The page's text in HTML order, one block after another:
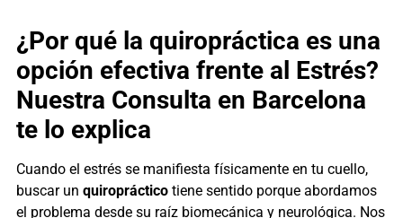
¿Por qué la quiropráctica es una
opción efectiva frente al Estrés?
Nuestra Consulta en Barcelona
te lo explica
Cuando el estrés se manifiesta físicamente en tu cuello,
buscar un quiroprácticotiene sentido porque abordamos
el problema desde su raíz biomecánica y neurológica. Nos